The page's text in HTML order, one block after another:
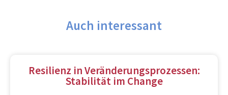
Auch interessant
Resilienz in Veränderungsprozessen:
Stabilität im Change